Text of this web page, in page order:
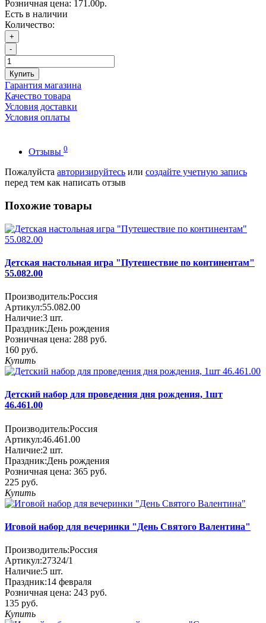
Розничная цена: 171.00р.
Есть в наличии
Количество:
+
-
Купить
Гарантия магазина
Качество товара
Условия доставки
Условия оплаты
Отзывы 0
Пожалуйста авторизируйтесь или создайте учетную запись
перед тем как написать отзыв
Похожие товары
Детская настольная игра "Путешествие по континентам"
55.082.00
Производитель:Россия
Артикул:55.082.00
Наличие:3 шт.
Праздник:День рождения
Розничная цена: 288 руб.
160 руб.
Купить
Детский набор для проведения дня рождения, 1шт
46.461.00
Производитель:Россия
Артикул:46.461.00
Наличие:2 шт.
Праздник:День рождения
Розничная цена: 365 руб.
225 руб.
Купить
Иговой набор для вечеринки "День Святого Валентина"
Производитель:Россия
Артикул:27324/1
Наличие:5 шт.
Праздник:14 февраля
Розничная цена: 243 руб.
135 руб.
Купить